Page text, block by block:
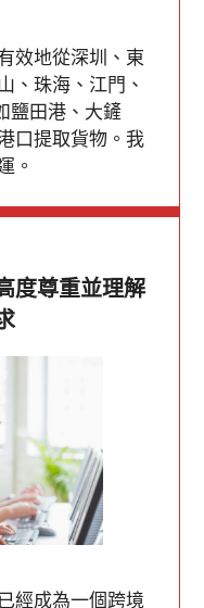
效地從深圳、東
、珠海、江門、
鹽田港、大鏟
口提取貨物。我
。
度尊重並理解
經成為一個跨境